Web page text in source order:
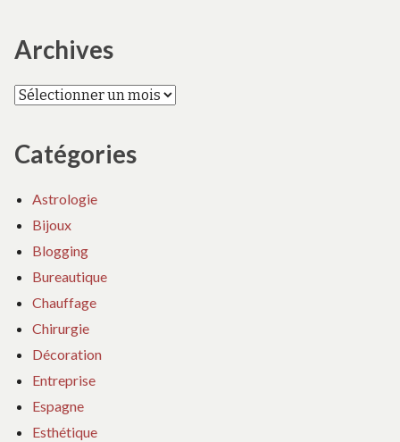
Archives
Archives
Catégories
Astrologie
Bijoux
Blogging
Bureautique
Chauffage
Chirurgie
Décoration
Entreprise
Espagne
Esthétique